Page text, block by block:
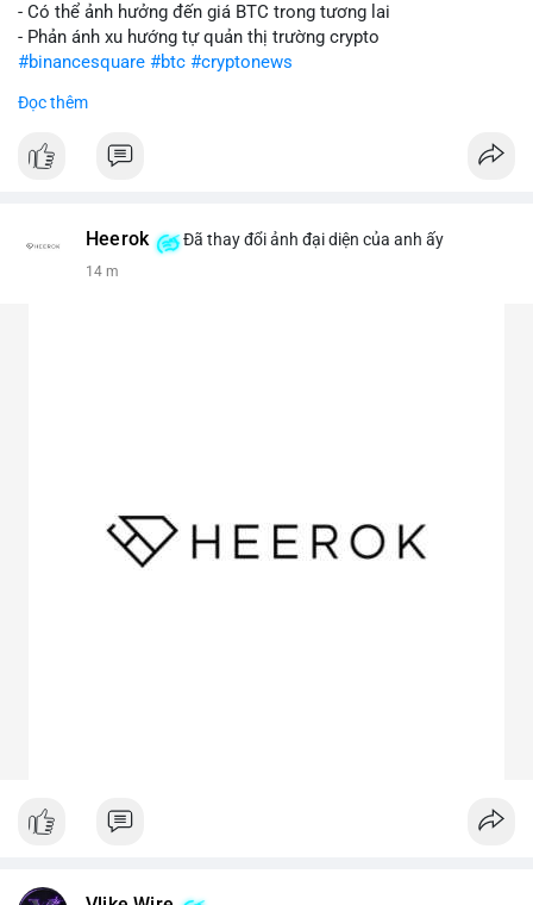
- Có thể ảnh hưởng đến giá BTC trong tương lai
- Phản ánh xu hướng tự quản thị trường crypto
#binancesquare #btc #cryptonews
$btc
#vlikevn #titanbot
Đọc thêm
Heerok Đã thay đổi ảnh đại diện của anh ấy
14 m